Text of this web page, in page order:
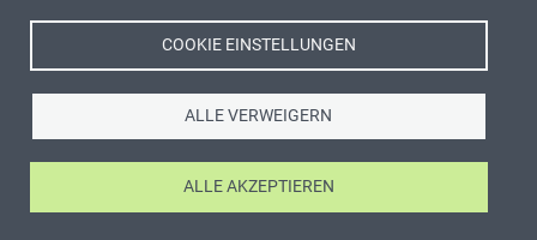
COOKIE EINSTELLUNGEN
ALLE VERWEIGERN
ALLE AKZEPTIEREN
Ⓒ Zentrale für Unterrichtsmedien im Internet e.V. 2026